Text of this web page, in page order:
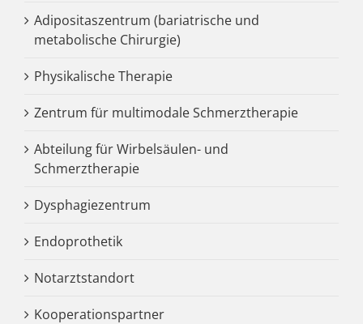
Adipositaszentrum (bariatrische und
metabolische Chirurgie)
Physikalische Therapie
Zentrum für multimodale Schmerztherapie
Abteilung für Wirbelsäulen- und
Schmerztherapie
Dysphagiezentrum
Endoprothetik
Notarztstandort
Kooperationspartner